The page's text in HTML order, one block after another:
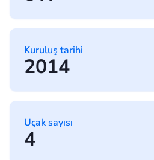
Kuruluş tarihi
2014
Uçak sayısı
4